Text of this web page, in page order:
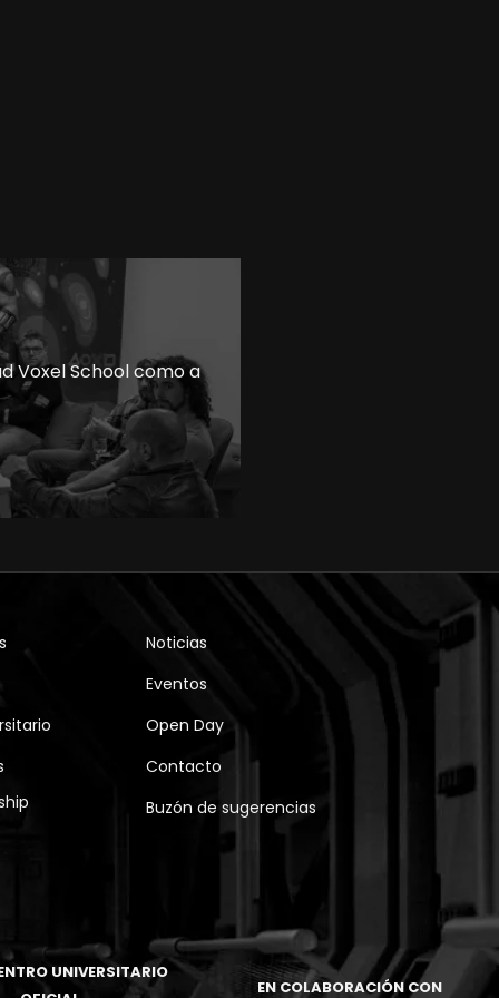
Voxel School como a
Noticias
Eventos
Open Day
Contacto
Buzón de sugerencias
UNIVERSITARIO
EN COLABORACIÓN CON